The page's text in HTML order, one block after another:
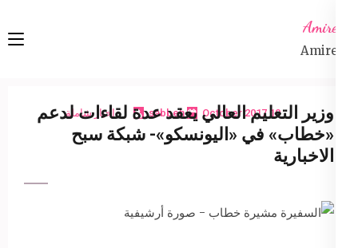
content
Amireta
Amireta
10 October 2017
sabbeh اخبار شاملة
وزير التعليم العالي يعقد عدة لقاءات لدعم
«خطاب» في «اليونسكو»- شبكة سبح
الاخبارية